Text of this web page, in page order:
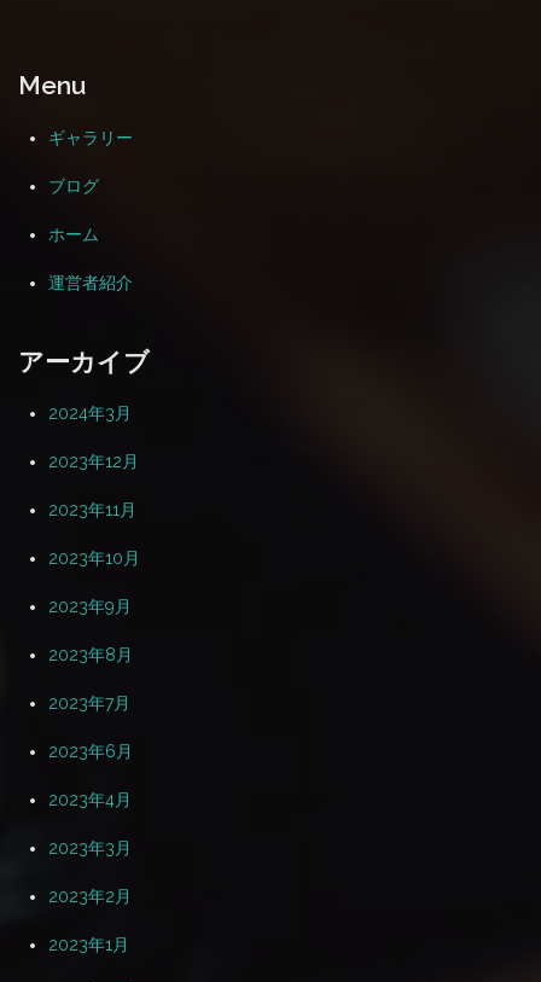
ョ
ン
Menu
ギャラリー
ブログ
ホーム
運営者紹介
アーカイブ
2024年3月
2023年12月
2023年11月
2023年10月
2023年9月
2023年8月
2023年7月
2023年6月
2023年4月
2023年3月
2023年2月
2023年1月